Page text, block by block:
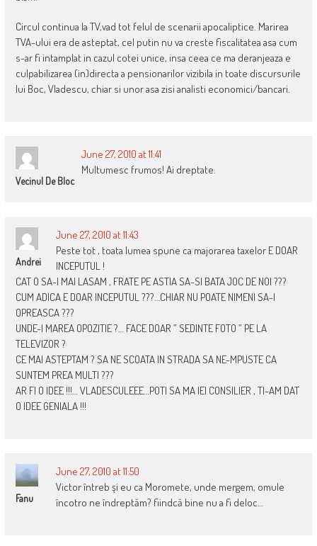
Circul continua la TV,vad tot felul de scenarii apocaliptice. Marirea
TVA-ului era de asteptat, cel putin nu va creste fiscalitatea asa cum
s-ar fi intamplat in cazul cotei unice, insa ceea ce ma deranjeaza e
culpabilizarea (in)directa a pensionarilor vizibila in toate discursurile
lui Boc, Vladescu, chiar si unor asa zisi analisti economici/bancari.
Vecinul De Bloc
June 27, 2010 at 11:41
Multumesc frumos! Ai dreptate.
Andrei
June 27, 2010 at 11:43
Peste tot , toata lumea spune ca majorarea taxelor E DOAR
INCEPUTUL !
CAT O SA-I MAI LASAM , FRATE PE ASTIA SA-SI BATA JOC DE NOI ???
CUM ADICA E DOAR INCEPUTUL ???…CHIAR NU POATE NIMENI SA-I
OPREASCA ???
UNDE-I MAREA OPOZITIE ?… FACE DOAR ” SEDINTE FOTO ” PE LA
TELEVIZOR ?
CE MAI ASTEPTAM ? SA NE SCOATA IN STRADA SA NE-MPUSTE CA
SUNTEM PREA MULTI ???
AR FI O IDEE !!!… VLADESCULEEE…POTI SA MA IEI CONSILIER , TI-AM DAT
O IDEE GENIALA !!!
Fanu
June 27, 2010 at 11:50
Victor întreb şi eu ca Moromete, unde mergem, omule
încotro ne îndreptăm? fiindcă bine nu a fi deloc…